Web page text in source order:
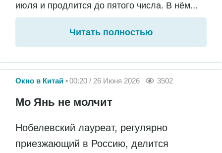
июля и продлится до пятого числа. В нём...
Читать полностью
Окно в Китай 00:20 / 26 Июня 2026 3502
Мо Янь не молчит
Нобелевский лауреат, регулярно
приезжающий в Россию, делится